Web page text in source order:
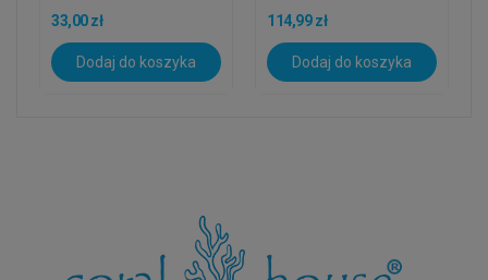
Witaminami...
33,00 zł
Dodaj do koszyka
Witaminami...
114,99 zł
Dodaj do koszyka